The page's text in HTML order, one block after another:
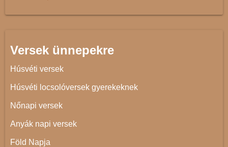
Versek ünnepekre
Húsvéti versek
Húsvéti locsolóversek gyerekeknek
Nőnapi versek
Anyák napi versek
Föld Napja